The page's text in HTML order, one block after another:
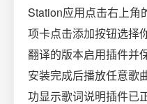
Station应用点击右上角
项卡点击添加按钮选择
翻译的版本启用插件并
安装完成后播放任意歌
功显示歌词说明插件已